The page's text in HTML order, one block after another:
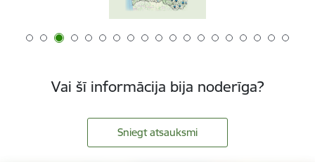
Vai šī informācija bija noderīga?
Sniegt atsauksmi